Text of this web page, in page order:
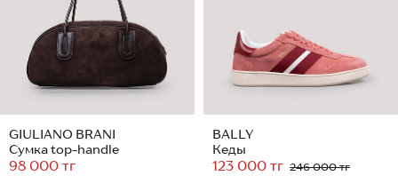
GIULIANO BRANI
Сумка top-handle
98 000 тг
BALLY
Кеды
123 000 тг 246 000 тг